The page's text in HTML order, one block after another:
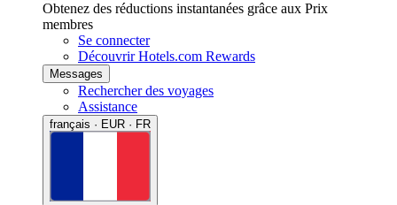
Obtenez des réductions instantanées grâce aux Prix
membres
Se connecter
Découvrir Hotels.com Rewards
Messages
Rechercher des voyages
Assistance
français · EUR · FR